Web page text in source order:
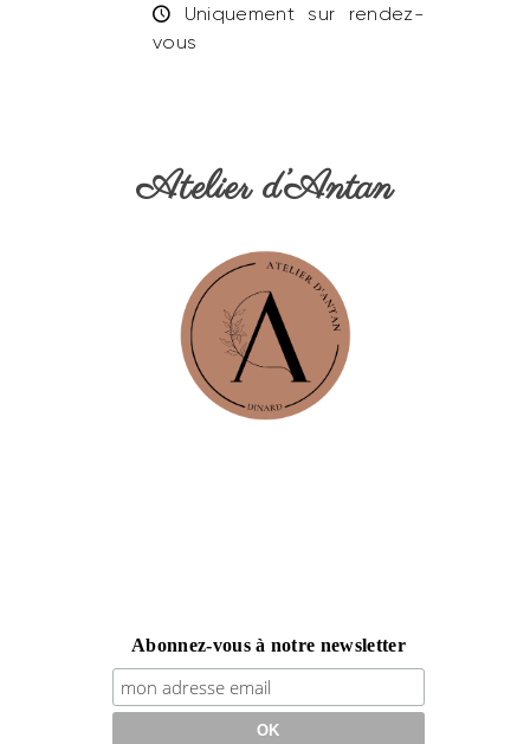
Uniquement sur rendez-
vous
Atelier d’Antan
Abonnez-vous à notre newsletter